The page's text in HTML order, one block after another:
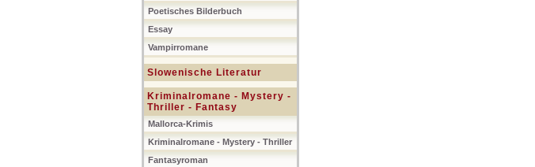
Poetisches Bilderbuch
Essay
Vampirromane
Slowenische Literatur
Kriminalromane - Mystery -
Thriller - Fantasy
Mallorca-Krimis
Kriminalromane - Mystery - Thriller
Fantasyroman